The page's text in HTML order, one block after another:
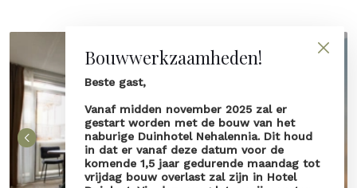
Bouwwerkzaamheden!
Beste gast,
Vanaf midden november 2025 zal er
gestart worden met de bouw van het
naburige Duinhotel Nehalennia. Dit houd
in dat er vanaf deze datum voor de
komende 1,5 jaar gedurende maandag tot
vrijdag bouw overlast zal zijn in Hotel